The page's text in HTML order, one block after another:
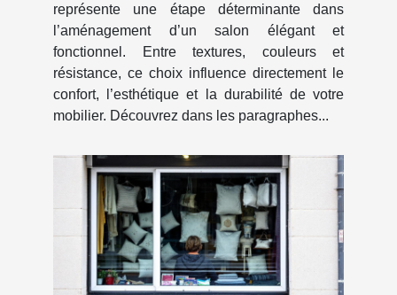
représente une étape déterminante dans
l’aménagement d’un salon élégant et
fonctionnel. Entre textures, couleurs et
résistance, ce choix influence directement le
confort, l’esthétique et la durabilité de votre
mobilier. Découvrez dans les paragraphes...